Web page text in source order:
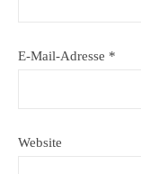
E-Mail-Adresse *
Website